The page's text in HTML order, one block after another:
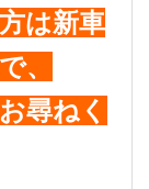
は新車
、
尋ねく